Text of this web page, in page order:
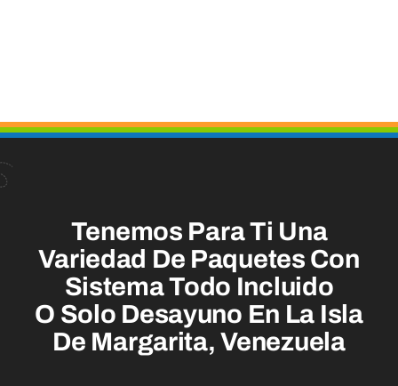
Tenemos Para Ti Una
Variedad De Paquetes Con
Sistema Todo Incluido
O Solo Desayuno En La Isla
De Margarita, Venezuela